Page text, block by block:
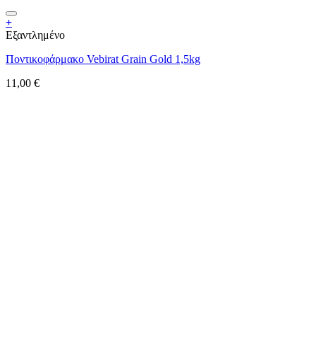
+
Εξαντλημένο
Ποντικοφάρμακο Vebirat Grain Gold 1,5kg
11,00 €